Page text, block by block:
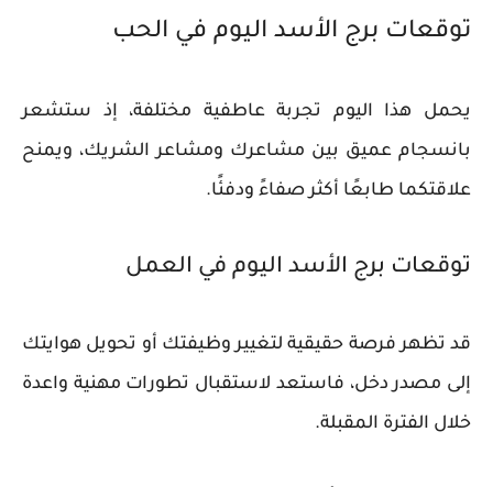
توقعات برج الأسد اليوم في الحب
يحمل هذا اليوم تجربة عاطفية مختلفة، إذ ستشعر
بانسجام عميق بين مشاعرك ومشاعر الشريك، ويمنح
علاقتكما طابعًا أكثر صفاءً ودفئًا.
توقعات برج الأسد اليوم في العمل
قد تظهر فرصة حقيقية لتغيير وظيفتك أو تحويل هوايتك
إلى مصدر دخل، فاستعد لاستقبال تطورات مهنية واعدة
خلال الفترة المقبلة.